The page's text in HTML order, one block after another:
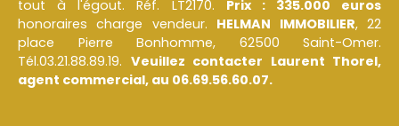
tout à l'égout. Réf. LT2170. Prix : 335.000 euros
honoraires charge vendeur. HELMAN IMMOBILIER, 22
place Pierre Bonhomme, 62500 Saint-Omer.
Tél.03.21.88.89.19. Veuillez contacter Laurent Thorel,
agent commercial, au 06.69.56.60.07.